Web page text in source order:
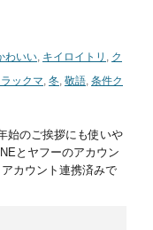
わいい, キイロイトリ , ク
ラックマ, 冬, 敬語, 条件ク
始のご挨拶にも使いや
とヤフーのアカウン
カウント連携済みで